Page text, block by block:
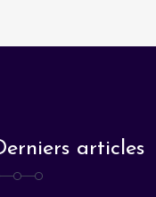
articles